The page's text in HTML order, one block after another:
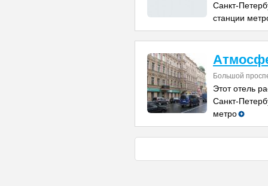
Санкт-
станции
Большой
Этот отель
Санкт-
метро